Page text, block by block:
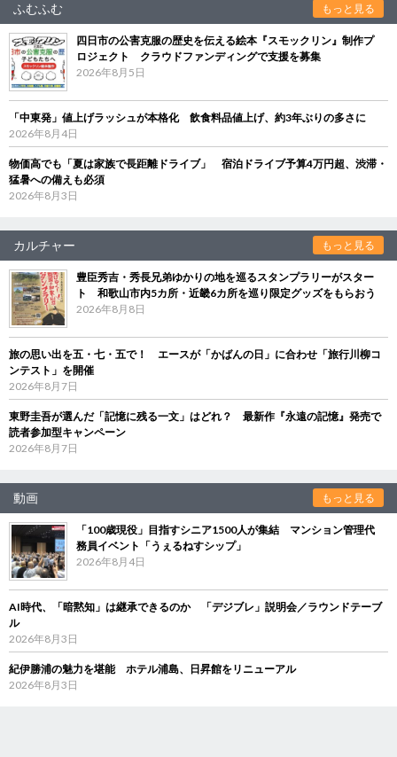
ふむふむ もっと見る
四日市の公害克服の歴史を伝える絵本『スモックリン』制作プ
ロジェクト クラウドファンディングで支援を募集
2026年8月5日
「中東発」値上げラッシュが本格化 飲食料品値上げ、約3年ぶりの多さに
2026年8月4日
物価高でも「夏は家族で長距離ドライブ」 宿泊ドライブ予算4万円超、渋滞・
猛暑への備えも必須
2026年8月3日
カルチャー もっと見る
豊臣秀吉・秀長兄弟ゆかりの地を巡るスタンプラリーがスター
ト 和歌山市内5カ所・近畿6カ所を巡り限定グッズをもらおう
2026年8月8日
旅の思い出を五・七・五で！ エースが「かばんの日」に合わせ「旅行川柳コ
ンテスト」を開催
2026年8月7日
東野圭吾が選んだ「記憶に残る一文」はどれ？ 最新作『永遠の記憶』発売で
読者参加型キャンペーン
2026年8月7日
動画 もっと見る
「100歳現役」目指すシニア1500人が集結 マンション管理代
務員イベント「うぇるねすシップ」
2026年8月4日
AI時代、「暗黙知」は継承できるのか 「デジブレ」説明会／ラウンドテーブ
ル
2026年8月3日
紀伊勝浦の魅力を堪能 ホテル浦島、日昇館をリニューアル
2026年8月3日